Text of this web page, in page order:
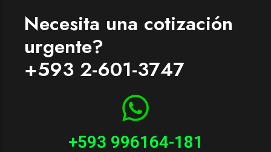
Video
Necesita una cotización
urgente?
+593 2-601-3747
+593 996164-181